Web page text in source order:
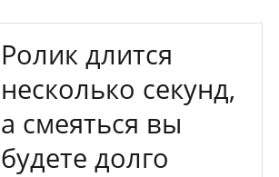
Ролик длится
несколько секунд,
а смеяться вы
будете долго